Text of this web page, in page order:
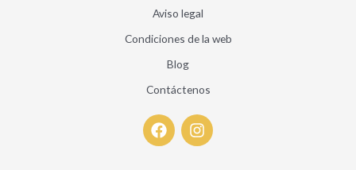
Aviso legal
Condiciones de la web
Blog
Contáctenos
F
a
I
n